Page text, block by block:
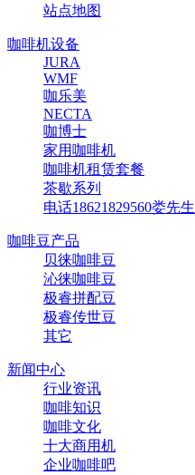
站点地图
咖啡机设备
JURA
WMF
咖乐美
NECTA
咖博士
家用咖啡机
咖啡机租赁套餐
茶歇系列
电话18621829560娄先生
咖啡豆产品
贝徕咖啡豆
沁徕咖啡豆
极睿拼配豆
极睿传世豆
其它
新闻中心
行业资讯
咖啡知识
咖啡文化
十大商用机
企业咖啡吧